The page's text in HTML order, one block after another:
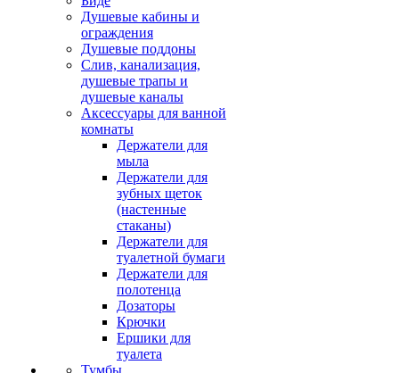
Душевые кабины и
ограждения
Душевые поддоны
Слив, канализация,
душевые трапы и
душевые каналы
Аксессуары для ванной
комнаты
Держатели для
мыла
Держатели для
зубных щеток
(настенные
стаканы)
Держатели для
туалетной бумаги
Держатели для
полотенца
Дозаторы
Крючки
Ершики для
туалета
Тумбы